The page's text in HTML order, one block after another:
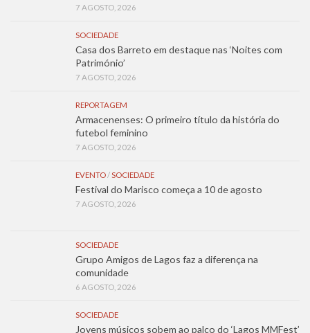
7 AGOSTO, 2026
SOCIEDADE
Casa dos Barreto em destaque nas ‘Noites com
Património’
7 AGOSTO, 2026
REPORTAGEM
Armacenenses: O primeiro título da história do
futebol feminino
7 AGOSTO, 2026
EVENTO/SOCIEDADE
Festival do Marisco começa a 10 de agosto
7 AGOSTO, 2026
SOCIEDADE
Grupo Amigos de Lagos faz a diferença na
comunidade
6 AGOSTO, 2026
SOCIEDADE
Jovens músicos sobem ao palco do ‘Lagos MMFest’